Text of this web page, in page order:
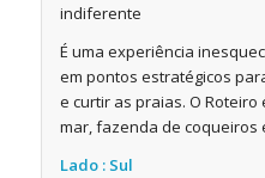
indiferente
É uma experiência
em pontos estratégicos
e curtir as praias. O
mar, fazenda de coqueiros
Lado : Sul